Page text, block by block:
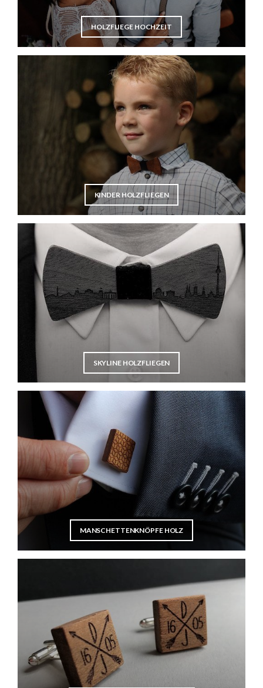
HOLZFLIEGE HOCHZEIT
KINDER HOLZFLIEGEN
SKYLINE HOLZFLIEGEN
MANSCHETTENKNÖPFE HOLZ